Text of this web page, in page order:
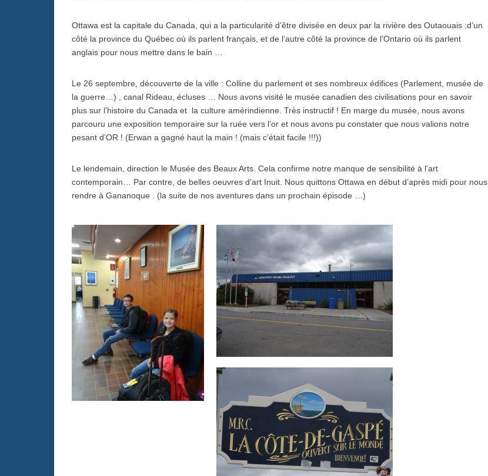
Ottawa est la capitale du Canada, qui a la particularité d’être divisée en deux par la rivière des Outaouais ;d’un
côté la province du Québec où ils parlent français, et de l’autre côté la province de l’Ontario où ils parlent
anglais pour nous mettre dans le bain …
Le 26 septembre, découverte de la ville : Colline du parlement et ses nombreux édifices (Parlement, musée de
la guerre…) , canal Rideau, écluses … Nous avons visité le musée canadien des civilisations pour en savoir
plus sur l’histoire du Canada et la culture amérindienne. Très instructif ! En marge du musée, nous avons
parcouru une exposition temporaire sur la ruée vers l’or et nous avons pu constater que nous valions notre
pesant d’OR ! (Erwan a gagné haut la main ! (mais c’était facile !!!))
Le lendemain, direction le Musée des Beaux Arts. Cela confirme notre manque de sensibilité à l’art
contemporain… Par contre, de belles oeuvres d’art Inuit. Nous quittons Ottawa en début d’après midi pour nous
rendre à Gananoque . (la suite de nos aventures dans un prochain épisode …)